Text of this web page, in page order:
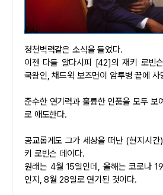
청천벽력같은 소식을 들었다.
이젠 다들 알다시피 [42]의 재키 로빈슨이자, 와칸다의 트찰라
국왕인, 채드윅 보즈먼이 암투병 끝에 사
준수한 연기력과 훌륭한 인품을 모두 보여준 그의 죽음을 진심으
로 애도한다.
공교롭게도 그가 세상을 떠난 (현지시간) 8월 28일은 올해의 재
키 로빈슨 데이다.
원래는 4월 15일인데, 올해는 코로나 19의 여파로 운명의 장난
인지, 8월 28일로 연기된 것이다.